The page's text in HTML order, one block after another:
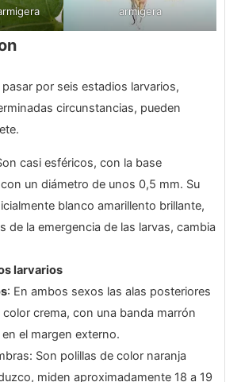
armigera
pasar por seis estadios larvarios,
circunstancias, pueden
casi esféricos, con la base
un diámetro de unos 0,5 mm. Su
blanco amarillento brillante,
de la emergencia de las larvas, cambia
larvarios
: En ambos sexos las alas posteriores
color crema, con una banda marrón
el margen externo.
Son polillas de color naranja
miden aproximadamente 18 a 19